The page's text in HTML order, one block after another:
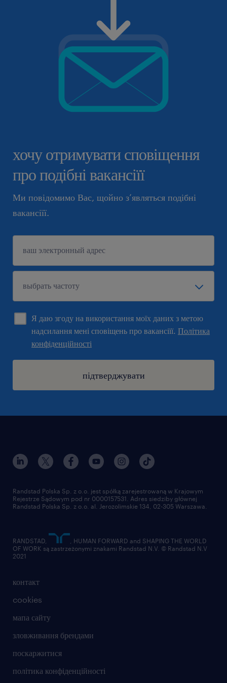
хочу отримувати сповіщення
про подібні вакансіїї
Ми повідомимо Вас, щойно з’являться подібні
вакансіїї.
Я даю згоду на використання моїх даних з метою
надсилання мені сповіщень про вакансіїї. Політика
конфіденційності
підтверджувати
контакт
cookies
мапа сайту
зловживання брендами
поскаржитися
політика конфіденційності
Randstad Polska Sp. z o.o. jest spółką zarejestrowaną w Krajowym
Rejestrze Sądowym pod nr 0000157531. Adres siedziby głównej
Randstad Polska Sp. z o.o. al. Jerozolimskie 134, 02-305 Warszawa.
RANDSTAD,
, HUMAN FORWARD and SHAPING THE WORLD
OF WORK są zastrzeżonymi znakami Randstad N.V. © Randstad N.V
2021